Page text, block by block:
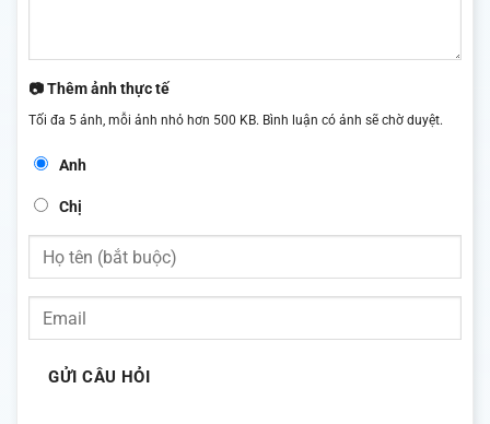
📷 Thêm ảnh thực tế
Tối đa 5 ảnh, mỗi ảnh nhỏ hơn 500 KB. Bình luận có ảnh sẽ chờ duyệt.
Anh
Chị
GỬI CÂU HỎI